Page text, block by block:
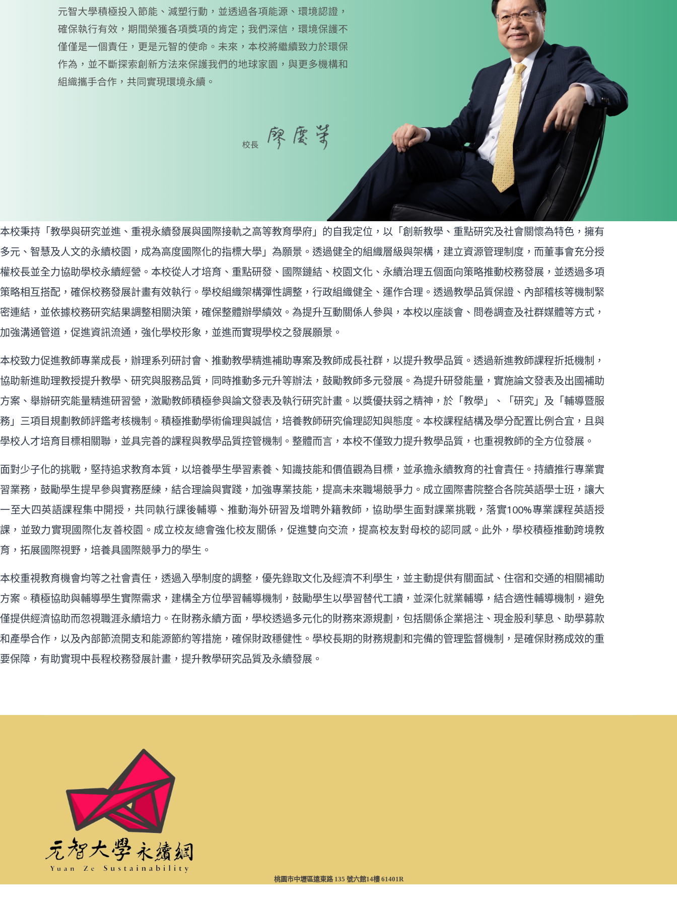
本校秉持「教學與研究並進、重視永續發展與國際接軌之高等教育學府」的自我定位，以「創新教學、重點研究及社會關懷為特色，擁有
多元、智慧及人文的永續校園，成為高度國際化的指標大學」為願景。透過健全的組織層級與架構，建立資源管理制度，而董事會充分授
權校長並全力協助學校永續經營。本校從人才培育、重點研發、國際鏈結、校園文化、永續治理五個面向策略推動校務發展，並透過多項
策略相互搭配，確保校務發展計畫有效執行。學校組織架構彈性調整，行政組織健全、運作合理。透過教學品質保證、內部稽核等機制緊
密連結，並依據校務研究結果調整相關決策，確保整體辦學績效。為提升互動關係人參與，本校以座談會、問卷調查及社群媒體等方式，
加強溝通管道，促進資訊流通，強化學校形象，並進而實現學校之發展願景。
本校致力促進教師專業成長，辦理系列研討會、推動教學精進補助專案及教師成長社群，以提升教學品質。透過新進教師課程折抵機制，
協助新進助理教授提升教學、研究與服務品質，同時推動多元升等辦法，鼓勵教師多元發展。為提升研發能量，實施論文發表及出國補助
方案、舉辦研究能量精進研習營，激勵教師積極參與論文發表及執行研究計畫。以獎優扶弱之精神，於「教學」、「研究」及「輔導暨服
務」三項目規劃教師評鑑考核機制。積極推動學術倫理與誠信，培養教師研究倫理認知與態度。本校課程結構及學分配置比例合宜，且與
學校人才培育目標相關聯，並具完善的課程與教學品質控管機制。整體而言，本校不僅致力提升教學品質，也重視教師的全方位發展。
面對少子化的挑戰，堅持追求教育本質，以培養學生學習素養、知識技能和價值觀為目標，並承擔永續教育的社會責任。持續推行專業實
習業務，鼓勵學生提早參與實務歷練，結合理論與實踐，加強專業技能，提高未來職場競爭力。成立國際書院整合各院英語學士班，讓大
一至大四英語課程集中開授，共同執行課後輔導、推動海外研習及增聘外籍教師，協助學生面對課業挑戰，落實100%專業課程英語授
課，並致力實現國際化友善校園。成立校友總會強化校友關係，促進雙向交流，提高校友對母校的認同感。此外，學校積極推動跨境教
育，拓展國際視野，培養具國際競爭力的學生。
本校重視教育機會均等之社會責任，透過入學制度的調整，優先錄取文化及經濟不利學生，並主動提供有關面試、住宿和交通的相關補助
方案。積極協助與輔導學生實際需求，建構全方位學習輔導機制，鼓勵學生以學習替代工讀，並深化就業輔導，結合適性輔導機制，避免
僅提供經濟協助而忽視職涯永續培力。在財務永續方面，學校透過多元化的財務來源規劃，包括關係企業挹注、現金股利孳息、助學募款
和產學合作，以及內部節流開支和能源節約等措施，確保財政穩健性。學校長期的財務規劃和完備的管理監督機制，是確保財務成效的重
要保障，有助實現中長程校務發展計畫，提升教學研究品質及永續發展。
桃園市中壢區遠東路 135 號六館14樓 61401R